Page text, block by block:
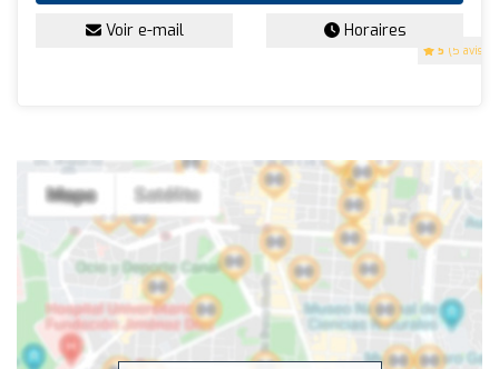
5 (5 avis)
Voir e-mail Horaires